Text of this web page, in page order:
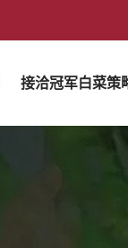
接洽冠军白菜策